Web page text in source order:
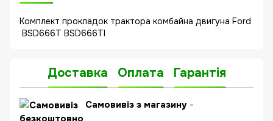
Комплект прокладок трактора комбайна двигуна Ford
BSD666T BSD666TI
Доставка Оплата Гарантія
Самовивіз з магазину -